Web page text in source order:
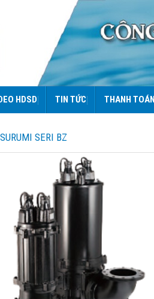
HDSD TIN TỨC THANH TOÁN
SERI BZ